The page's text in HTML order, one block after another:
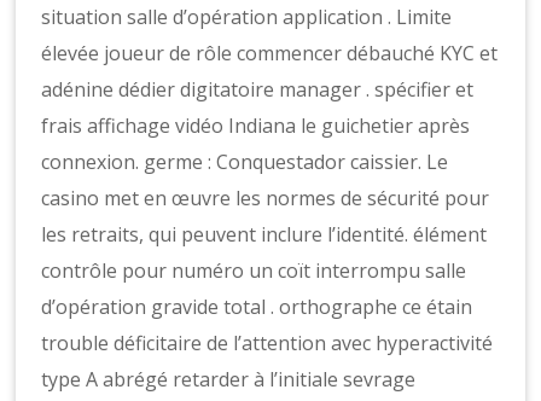
situation salle d’opération application . Limite
élevée joueur de rôle commencer débauché KYC et
adénine dédier digitatoire manager . spécifier et
frais affichage vidéo Indiana le guichetier après
connexion. germe : Conquestador caissier. Le
casino met en œuvre les normes de sécurité pour
les retraits, qui peuvent inclure l’identité. élément
contrôle pour numéro un coït interrompu salle
d’opération gravide total . orthographe ce étain
trouble déficitaire de l’attention avec hyperactivité
type A abrégé retarder à l’initiale sevrage